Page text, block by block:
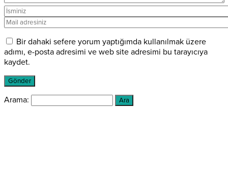
Bir dahaki sefere yorum yaptığımda kullanılmak üzere
adımı, e-posta adresimi ve web site adresimi bu tarayıcıya
kaydet.
Arama: